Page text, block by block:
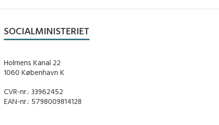
SOCIALMINISTERIET
Holmens Kanal 22
1060 København K
CVR-nr.: 33962452
EAN-nr.: 5798009814128